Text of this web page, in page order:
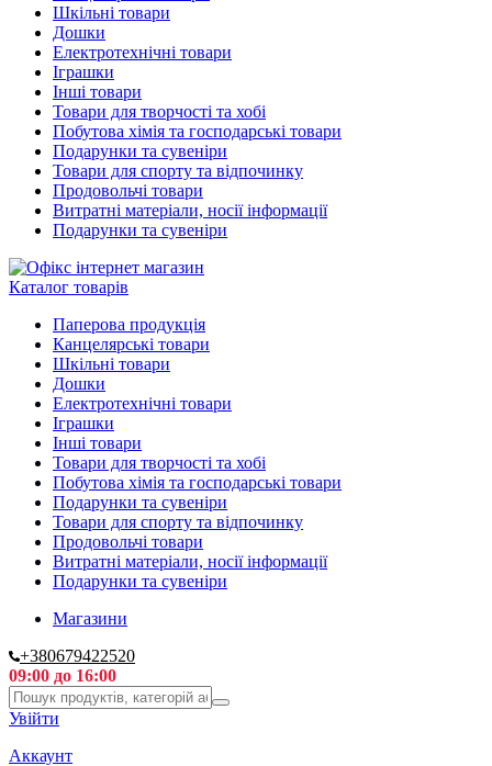
Шкільні товари
Дошки
Електротехнічні товари
Іграшки
Інші товари
Товари для творчості та хобі
Побутова хімія та господарські товари
Подарунки та сувеніри
Товари для спорту та відпочинку
Продовольчі товари
Витратні матеріали, носії інформації
Подарунки та сувеніри
Каталог товарів
Паперова продукція
Канцелярські товари
Шкільні товари
Дошки
Електротехнічні товари
Іграшки
Інші товари
Товари для творчості та хобі
Побутова хімія та господарські товари
Подарунки та сувеніри
Товари для спорту та відпочинку
Продовольчі товари
Витратні матеріали, носії інформації
Подарунки та сувеніри
Магазини
+380679422520
09:00 до 16:00
Увійти
Аккаунт